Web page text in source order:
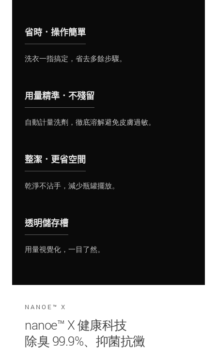
省時．操作簡單
洗衣一指搞定，省去多餘步驟。
用量精準．不殘留
自動計量洗劑，徹底溶解避免皮膚過敏。
整潔．更省空間
乾淨不沾手，減少瓶罐擺放。
透明儲存槽
用量視覺化，一目了然。
NANOE™ X
nanoe™ X 健康科技
除臭 99.9%、抑菌抗黴